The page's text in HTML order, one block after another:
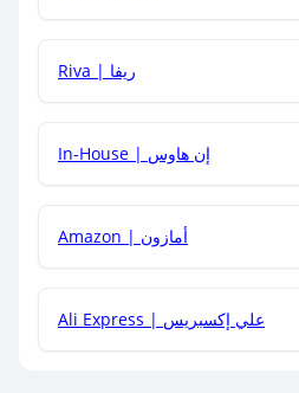
كود خصم مع العروض الأخرى؟
Riva | ريفا
In-House | إن هاوس
Amazon | أمازون
Ali Express | علي إكسبريس